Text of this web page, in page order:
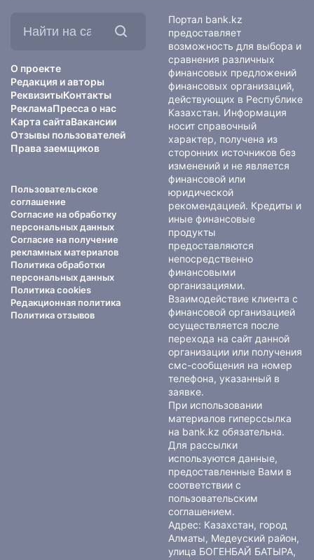
О проекте
Редакция и авторы
РеквизитыКонтакты
РекламаПресса о нас
Карта сайтаВакансии
Отзывы пользователей
Права заемщиков
Пользовательское
соглашение
Согласие на обработку
персональных данных
Согласие на получение
рекламных материалов
Политика обработки
персональных данных
Политика cookies
Редакционная политика
Политика отзывов
Портал bank.kz
предоставляет
возможность для выбора и
сравнения различных
финансовых предложений
финансовых организаций,
действующих в Республике
Казахстан. Информация
носит справочный
характер, получена из
сторонних источников без
изменений и не является
финансовой или
юридической
рекомендацией. Кредиты и
иные финансовые
продукты
предоставляются
непосредственно
финансовыми
организациями.
Взаимодействие клиента с
финансовой организацией
осуществляется после
перехода на сайт данной
организации или получения
смс-сообщения на номер
телефона, указанный в
заявке.
При использовании
материалов гиперссылка
на bank.kz обязательна.
Для рассылки
используются данные,
предоставленные Вами в
соответствии с
пользовательским
соглашением.
Адрес: Казахстан, город
Алматы, Медеуский район,
улица БОГЕНБАЙ БАТЫРА,